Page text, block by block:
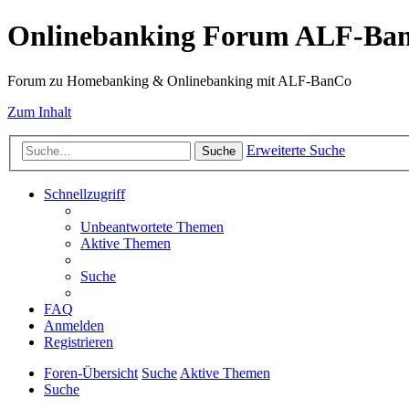
Onlinebanking Forum ALF-
Forum zu Homebanking & Onlinebanking mit ALF-BanCo
Zum Inhalt
Suche Erweiterte Suche
Schnellzugriff
Unbeantwortete Themen
Aktive Themen
Suche
FAQ
Anmelden
Registrieren
Foren-Übersicht SucheAktive Themen
Suche